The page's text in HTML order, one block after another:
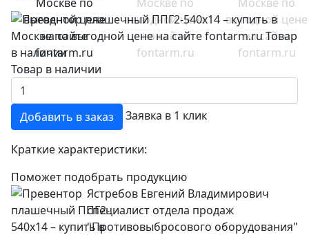
Товар в наличии
Добавить в заказ Заявка в 1 клик
Краткие характеристики:
Поможет подобрать продукцию
Ястребов Евгений Владимирович
специалист отдела продаж
"Противовыбросового оборудования"